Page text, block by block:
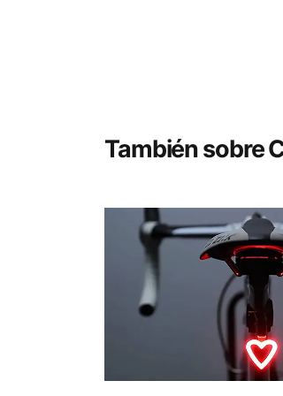
También sobre